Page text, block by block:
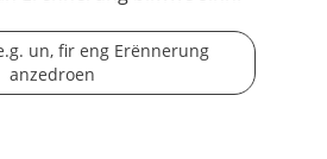
un, fir eng Erënnerung
anzedroen